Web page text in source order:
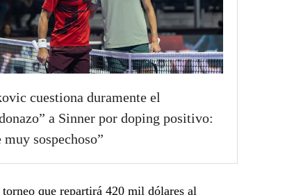
cuestiona duramente el
a Sinner por doping positivo:
muy sospechoso”
que repartirá 420 mil dólares al